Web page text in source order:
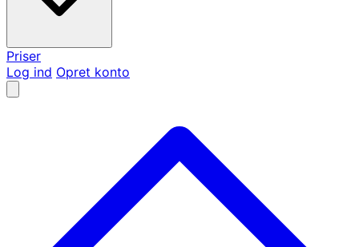
Priser
Log ind Opret konto